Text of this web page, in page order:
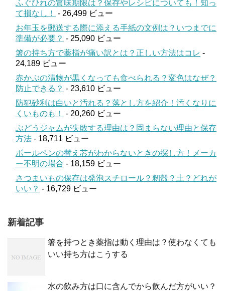
ふぐひれの賞味期限は？保存やレシピについても！知っ
て損なし！
- 26,499 ビュー
お年玉を郵送する際に添える手紙の文例は？いつまでに
準備が必要？ - 25,090 ビュー
箸の持ち方で薬指が痛い訳とは？正しい方法はコレ -
24,189 ビュー
赤かぶの漬物が黒くなっても食べられる？変色はなぜ？
防止できる？ - 23,610 ビュー
防犯砂利は白いと汚れる？落とし方を紹介！汚くなりに
くいものも！
- 20,260 ビュー
ぶどうジャムが失敗する理由は？固まらない理由と保存
方法 - 18,711 ビュー
ボールペンの替え芯がわからないときの探し方！メーカ
ー不明の場合 - 18,159 ビュー
さつまいもの保存は発泡スチロール？籾殻？土？どれが
いい？ - 16,729 ビュー
新着記事
箸を持つとき薬指は動く理由は？使わなくても
いい持ち方はこうする
水の飲み方は口に含んでから飲んだ方がいい？